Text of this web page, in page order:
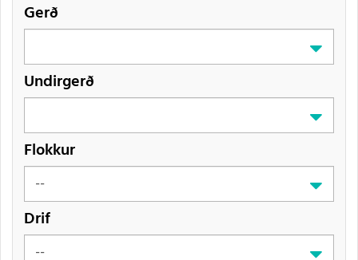
Gerð
Undirgerð
Flokkur
Drif